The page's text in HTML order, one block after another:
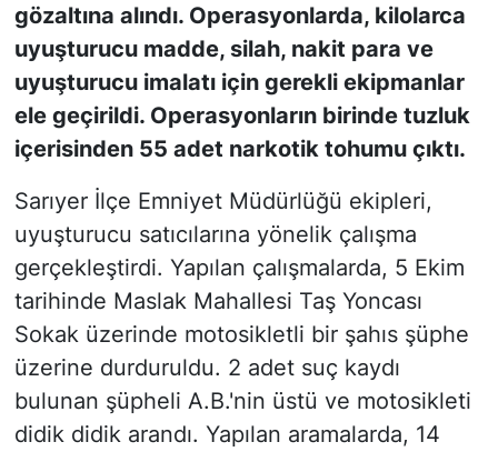
gözaltına alındı. Operasyonlarda, kilolarca
uyuşturucu madde, silah, nakit para ve
uyuşturucu imalatı için gerekli ekipmanlar
ele geçirildi. Operasyonların birinde tuzluk
içerisinden 55 adet narkotik tohumu çıktı.
Sarıyer İlçe Emniyet Müdürlüğü ekipleri,
uyuşturucu satıcılarına yönelik çalışma
gerçekleştirdi. Yapılan çalışmalarda, 5 Ekim
tarihinde Maslak Mahallesi Taş Yoncası
Sokak üzerinde motosikletli bir şahıs şüphe
üzerine durduruldu. 2 adet suç kaydı
bulunan şüpheli A.B.'nin üstü ve motosikleti
didik didik arandı. Yapılan aramalarda, 14
SPOR
TEKNOLOJİ
TÜRKİYE VE DÜNYA GÜNDEMİ
VİDEO GALERİ
YAŞAM